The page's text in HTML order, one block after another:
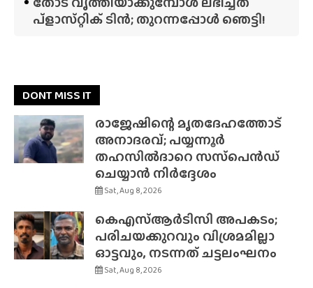
പ്‌ളാസ്‌റ്റിക് ടിൻ; തുറന്നപ്പോൾ ഞെട്ടി!
DONT MISS IT
രാജേഷിന്റെ മൃതദേഹത്തോട്
അനാദരവ്; പയ്യന്നൂർ
തഹസിൽദാറെ സസ്‌പെൻഡ്
ചെയ്യാൻ നിർദ്ദേശം
Sat, Aug 8, 2026
കെഎസ്ആർടിസി അപകടം;
പരിചയക്കുറവും വിശ്രമമില്ലാ
ഓട്ടവും, നടന്നത് ചട്ടലംഘനം
Sat, Aug 8, 2026